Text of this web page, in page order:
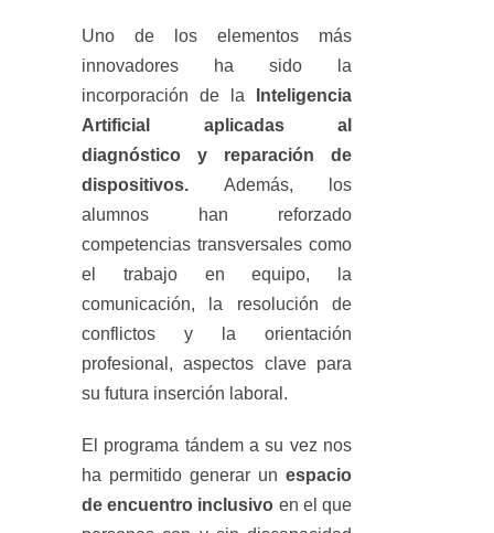
Uno de los elementos más
innovadores ha sido la
incorporación de la
Inteligencia
Artificial aplicadas al
diagnóstico y reparación de
dispositivos. Además, los
alumnos han reforzado
competencias transversales como
el trabajo en equipo, la
comunicación, la resolución de
conflictos y la orientación
profesional, aspectos clave para
su futura inserción laboral.
El programa tándem a su vez nos
ha permitido generar un espacio
de encuentro inclusivo en el que